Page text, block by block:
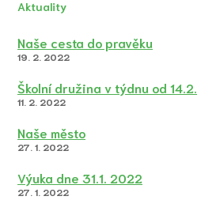
Aktuality
Naše cesta do pravěku
19. 2. 2022
Školní družina v týdnu od 14.2.
11. 2. 2022
Naše město
27. 1. 2022
Výuka dne 31.1. 2022
27. 1. 2022